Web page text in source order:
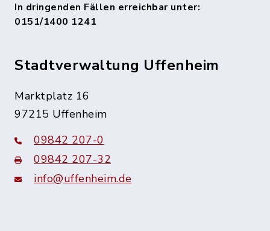
In dringenden Fällen erreichbar unter:
0151/1400 1241
Stadtverwaltung Uffenheim
Marktplatz 16
97215 Uffenheim
09842 207-0
09842 207-32
info@uffenheim.de